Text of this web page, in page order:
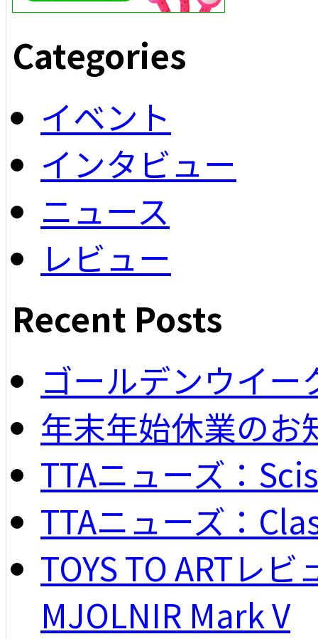
Categories
イベント
インタビュー
ニュース
レビュー
Recent Posts
ゴールデンウイー
年末年始休業のお
TTAニューズ：
TTAニューズ：
TOYS TO ARTレ
MJOLNIR Mark V